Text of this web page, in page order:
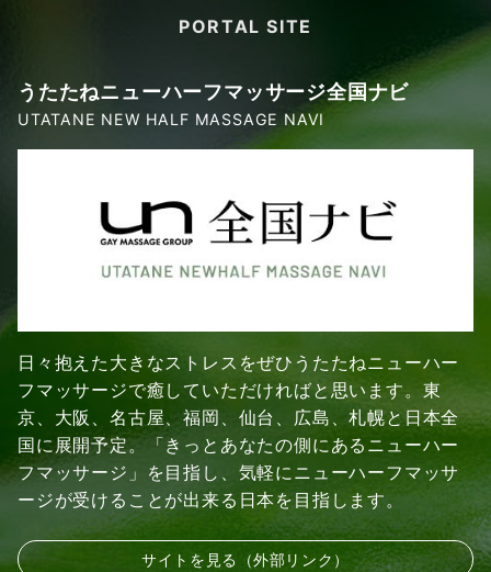
PORTAL SITE
うたたねニューハーフマッサージ全国ナビ
UTATANE NEW HALF MASSAGE NAVI
日々抱えた大きなストレスをぜひうたたねニューハー
フマッサージで癒していただければと思います。東
京、大阪、名古屋、福岡、仙台、広島、札幌と日本全
国に展開予定。「きっとあなたの側にあるニューハー
フマッサージ」を目指し、気軽にニューハーフマッサ
ージが受けることが出来る日本を目指します。
サイトを見る（外部リンク）